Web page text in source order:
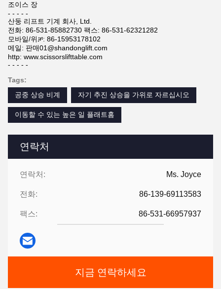
연락처
연락처: Ms. Joyce
전화: 86-139-69113583
팩스: 86-531-66957937
지금 연락하세요
조이스 장
- - - - -
산둥 리프트 기계 회사, Ltd.
전화: 86-531-85882730 팩스: 86-531-62321282
모바일/위ቻ: 86-15953178102
메일: 판매01@shandonglift.com
http: www.scissorslifttable.com
- - - - -
Tags:
공중 상승 비계
자기 추진 상승을 가위로 자르십시오
이동할 수 있는 높은 일 플래트홈